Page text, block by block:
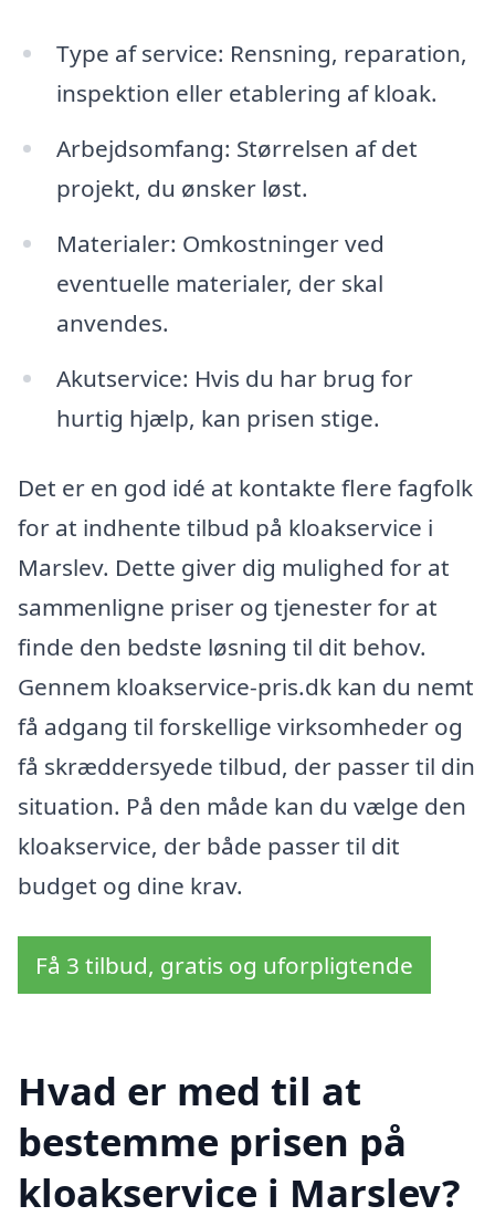
Type af service: Rensning, reparation,
inspektion eller etablering af kloak.
Arbejdsomfang: Størrelsen af det
projekt, du ønsker løst.
Materialer: Omkostninger ved
eventuelle materialer, der skal
anvendes.
Akutservice: Hvis du har brug for
hurtig hjælp, kan prisen stige.
Det er en god idé at kontakte flere fagfolk
for at indhente tilbud på kloakservice i
Marslev. Dette giver dig mulighed for at
sammenligne priser og tjenester for at
finde den bedste løsning til dit behov.
Gennem kloakservice-pris.dk kan du nemt
få adgang til forskellige virksomheder og
få skræddersyede tilbud, der passer til din
situation. På den måde kan du vælge den
kloakservice, der både passer til dit
budget og dine krav.
Få 3 tilbud, gratis og uforpligtende
Hvad er med til at
bestemme prisen på
kloakservice i Marslev?